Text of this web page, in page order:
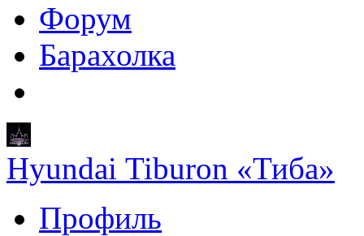
Форум
Барахолка
Hyundai Tiburon «Тиба»
Профиль